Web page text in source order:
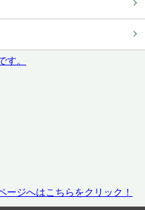
。
ジへはこちらをクリック！